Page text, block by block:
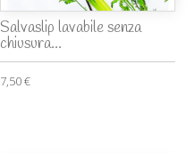
Salvaslip lavabile senza
chiusura...
7,50 €